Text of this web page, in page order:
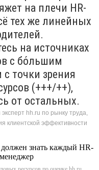
на плечи HR-
тех же линейных
на источниках
с бо́льшим
точки зрения
(+++/++),
от остальных.
hh.ru по рынку труда,
клиентской эффективности